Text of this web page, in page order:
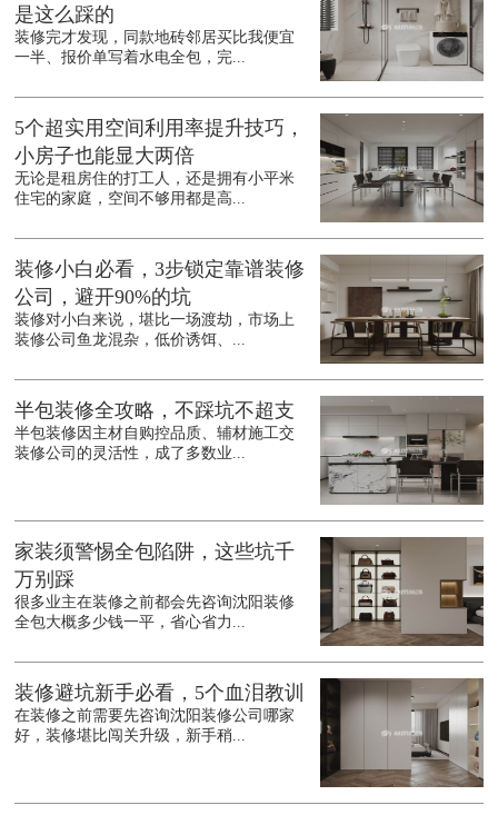
是这么踩的
装修完才发现，同款地砖邻居买比我便宜
一半、报价单写着水电全包，完...
5个超实用空间利用率提升技巧，
小房子也能显大两倍
无论是租房住的打工人，还是拥有小平米
住宅的家庭，空间不够用都是高...
装修小白必看，3步锁定靠谱装修
公司，避开90%的坑
装修对小白来说，堪比一场渡劫，市场上
装修公司鱼龙混杂，低价诱饵、...
半包装修全攻略，不踩坑不超支
半包装修因主材自购控品质、辅材施工交
装修公司的灵活性，成了多数业...
家装须警惕全包陷阱，这些坑千
万别踩
很多业主在装修之前都会先咨询沈阳装修
全包大概多少钱一平，省心省力...
装修避坑新手必看，5个血泪教训
在装修之前需要先咨询沈阳装修公司哪家
好，装修堪比闯关升级，新手稍...